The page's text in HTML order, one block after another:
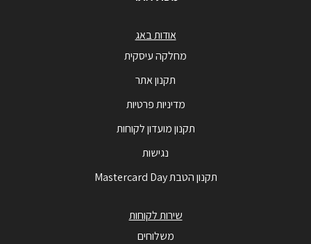
אודות באג
מחלקה עיסקית
תקנון אתר
מדיניות פרטיות
תקנון מועדון לקוחות
נגישות
תקנון הטבת Mastercard Day
שירות לקוחות
משלוחים